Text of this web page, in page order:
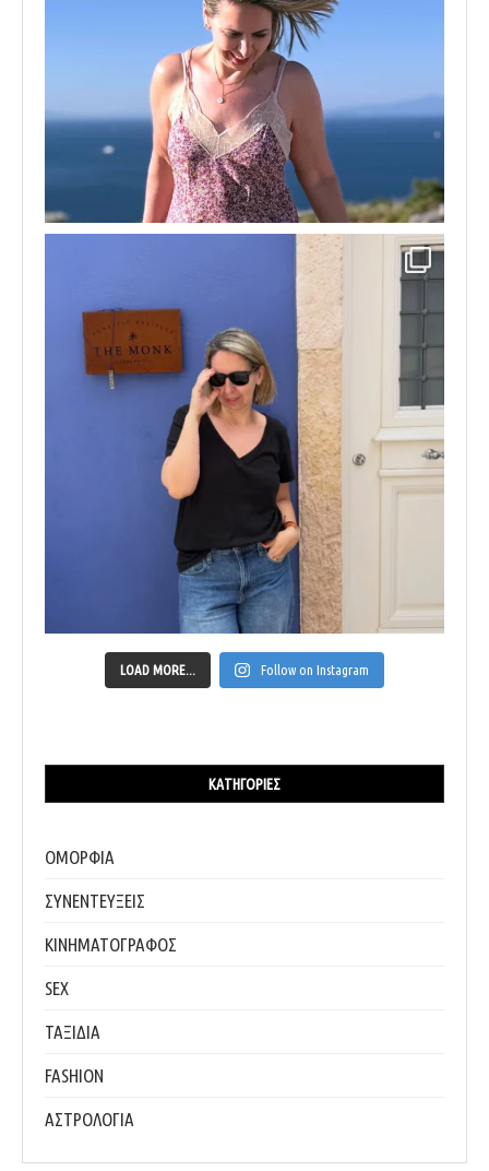
LOAD MORE... Follow on Instagram
ΚΑΤΗΓΟΡΊΕΣ
ΟΜΟΡΦΙΑ
ΣΥΝΕΝΤΕΥΞΕΙΣ
ΚΙΝΗΜΑΤΟΓΡΑΦΟΣ
SEX
ΤΑΞΙΔΙΑ
FASHION
ΑΣΤΡΟΛΟΓΙΑ